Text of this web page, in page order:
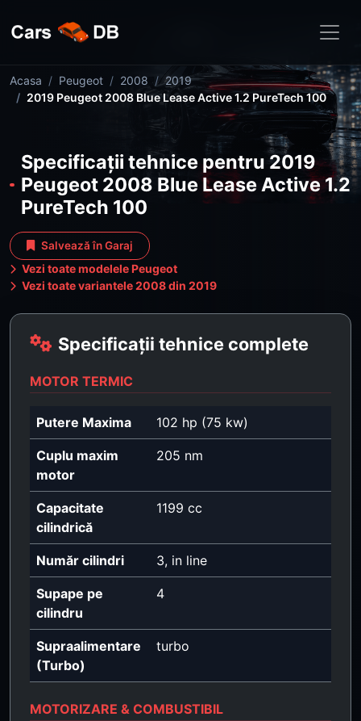
Acasa Peugeot 2008
2019
2019 Peugeot 2008 Blue Lease Active 1.2 PureTech 100
Specificații tehnice pentru 2019
Peugeot 2008 Blue Lease Active 1.2
PureTech 100
Salvează în Garaj
Vezi toate modelele Peugeot
Vezi toate variantele 2008 din 2019
Specificații tehnice complete
MOTOR TERMIC
Putere Maxima 102 hp (75 kw)
Cuplu maxim
motor
205 nm
Capacitate
cilindrică
1199 cc
Număr cilindri 3, in line
Supape pe
cilindru
4
Supraalimentare
(Turbo)
turbo
MOTORIZARE & COMBUSTIBIL